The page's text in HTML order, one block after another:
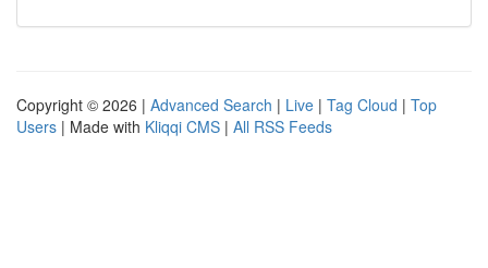
Copyright © 2026 | Advanced Search | Live | Tag Cloud | Top
Users | Made with Kliqqi CMS | All RSS Feeds